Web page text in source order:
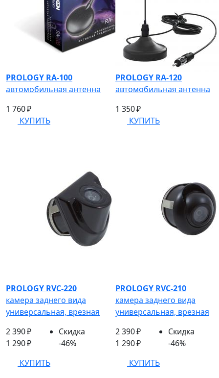
PROLOGY RA-100
автомобильная антенна
1 760 ₽
КУПИТЬ
PROLOGY RA-120
автомобильная антенна
1 350 ₽
КУПИТЬ
PROLOGY RVC-220
камера заднего вида
универсальная, врезная
2 390 ₽
1 290 ₽
Скидка
-46%
КУПИТЬ
PROLOGY RVC-210
камера заднего вида
универсальная, врезная
2 390 ₽
1 290 ₽
Скидка
-46%
КУПИТЬ